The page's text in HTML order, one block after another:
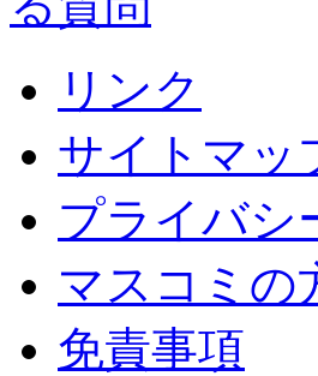
リンク
サイトマッ
プライバシ
マスコミの
免責事項